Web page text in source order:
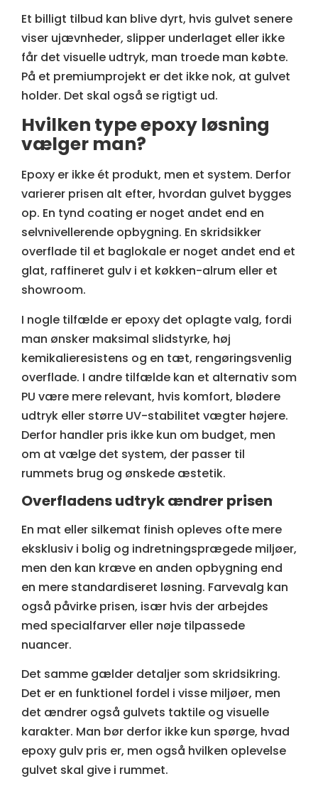
Et billigt tilbud kan blive dyrt, hvis gulvet senere
viser ujævnheder, slipper underlaget eller ikke
får det visuelle udtryk, man troede man købte.
På et premiumprojekt er det ikke nok, at gulvet
holder. Det skal også se rigtigt ud.
Hvilken type epoxy løsning
vælger man?
Epoxy er ikke ét produkt, men et system. Derfor
varierer prisen alt efter, hvordan gulvet bygges
op. En tynd coating er noget andet end en
selvnivellerende opbygning. En skridsikker
overflade til et baglokale er noget andet end et
glat, raffineret gulv i et køkken-alrum eller et
showroom.
I nogle tilfælde er epoxy det oplagte valg, fordi
man ønsker maksimal slidstyrke, høj
kemikalieresistens og en tæt, rengøringsvenlig
overflade. I andre tilfælde kan et alternativ som
PU være mere relevant, hvis komfort, blødere
udtryk eller større UV-stabilitet vægter højere.
Derfor handler pris ikke kun om budget, men
om at vælge det system, der passer til
rummets brug og ønskede æstetik.
Overfladens udtryk ændrer prisen
En mat eller silkemat finish opleves ofte mere
eksklusiv i bolig og indretningsprægede miljøer,
men den kan kræve en anden opbygning end
en mere standardiseret løsning. Farvevalg kan
også påvirke prisen, især hvis der arbejdes
med specialfarver eller nøje tilpassede
nuancer.
Det samme gælder detaljer som skridsikring.
Det er en funktionel fordel i visse miljøer, men
det ændrer også gulvets taktile og visuelle
karakter. Man bør derfor ikke kun spørge, hvad
epoxy gulv pris er, men også hvilken oplevelse
gulvet skal give i rummet.